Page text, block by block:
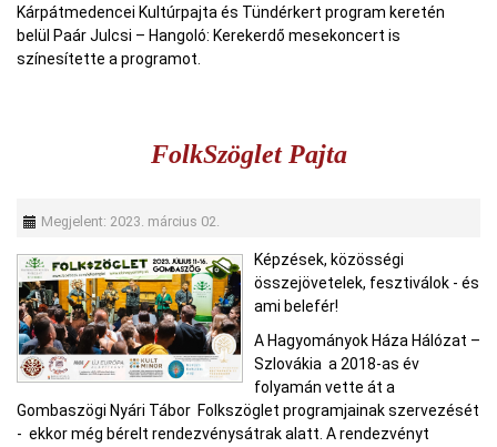
Kárpátmedencei Kultúrpajta és Tündérkert program keretén
belül Paár Julcsi – Hangoló: Kerekerdő mesekoncert is
színesítette a programot.
FolkSzöglet Pajta
Megjelent: 2023. március 02.
Képzések, közösségi
összejövetelek, fesztiválok - és
ami belefér!
A Hagyományok Háza Hálózat –
Szlovákia a 2018-as év
folyamán vette át a
Gombaszögi Nyári Tábor Folkszöglet programjainak szervezését
- ekkor még bérelt rendezvénysátrak alatt. A rendezvényt